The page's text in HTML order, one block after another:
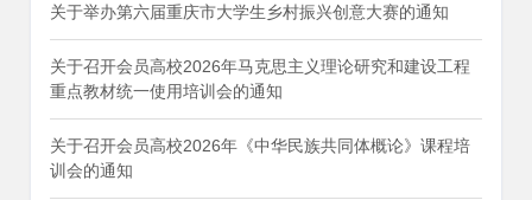
关于举办第六届重庆市大学生乡村振兴创意大赛的通知
关于召开会员高校2026年马克思主义理论研究和建设工程
重点教材统一使用培训会的通知
关于召开会员高校2026年《中华民族共同体概论》课程培
训会的通知